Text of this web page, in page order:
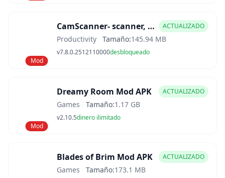
Mod
CamScanner- scanner, PDF maker Mod APK ACTUALIZADO
Productivity Tamaño:145.94 MB
v7.8.0.2512110000desbloqueado
Mod
Dreamy Room Mod APK ACTUALIZADO
Games Tamaño:1.17 GB
v2.10.5dinero ilimitado
Blades of Brim Mod APK ACTUALIZADO
Games Tamaño:173.1 MB